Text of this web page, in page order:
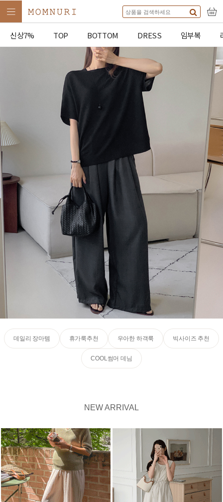
신상7% TOP BOTTOM DRESS 임부복
데일리 장마템 휴가룩추천 우아한 하객룩 빅사이즈 추천
COOL썸머 데님
NEW ARRIVAL